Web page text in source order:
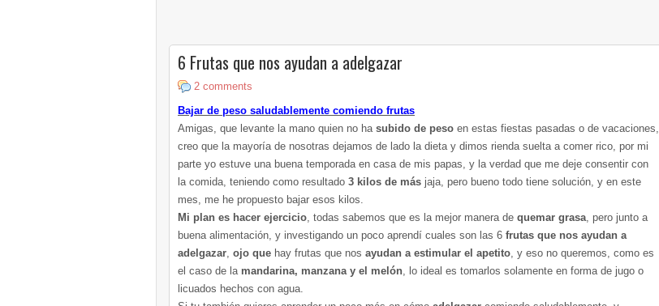
6 Frutas que nos ayudan a adelgazar
2 comments
Bajar de peso saludablemente comiendo frutas
Amigas, que levante la mano quien no ha subido de peso en estas fiestas pasadas o de vacaciones,
creo que la mayoría de nosotras dejamos de lado la dieta y dimos rienda suelta a comer rico, por mi
parte yo estuve una buena temporada en casa de mis papas, y la verdad que me deje consentir con
la comida, teniendo como resultado 3 kilos de más jaja, pero bueno todo tiene solución, y en este
mes, me he propuesto bajar esos kilos.
Mi plan es hacer ejercicio, todas sabemos que es la mejor manera de quemar grasa, pero junto a
buena alimentación, y investigando un poco aprendí cuales son las 6 frutas que nos ayudan a
adelgazar, ojo que hay frutas que nos ayudan a estimular el apetito, y eso no queremos, como es
el caso de la mandarina, manzana y el melón, lo ideal es tomarlos solamente en forma de jugo o
licuados hechos con agua.